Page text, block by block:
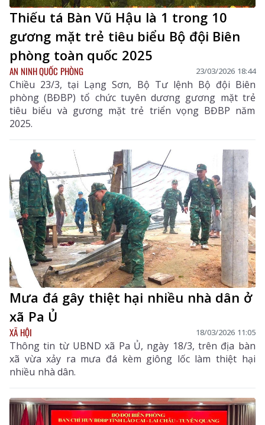
Thiếu tá Bàn Vũ Hậu là 1 trong 10
gương mặt trẻ tiêu biểu Bộ đội Biên
phòng toàn quốc 2025
AN NINH QUỐC PHÒNG 23/03/2026 18:44
Chiều 23/3, tại Lạng Sơn, Bộ Tư lệnh Bộ đội Biên
phòng (BĐBP) tổ chức tuyên dương gương mặt trẻ
tiêu biểu và gương mặt trẻ triển vọng BĐBP năm
2025.
Mưa đá gây thiệt hại nhiều nhà dân ở
xã Pa Ủ
XÃ HỘI 18/03/2026 11:05
Thông tin từ UBND xã Pa Ủ, ngày 18/3, trên địa bàn
xã vừa xảy ra mưa đá kèm giông lốc làm thiệt hại
nhiều nhà dân.